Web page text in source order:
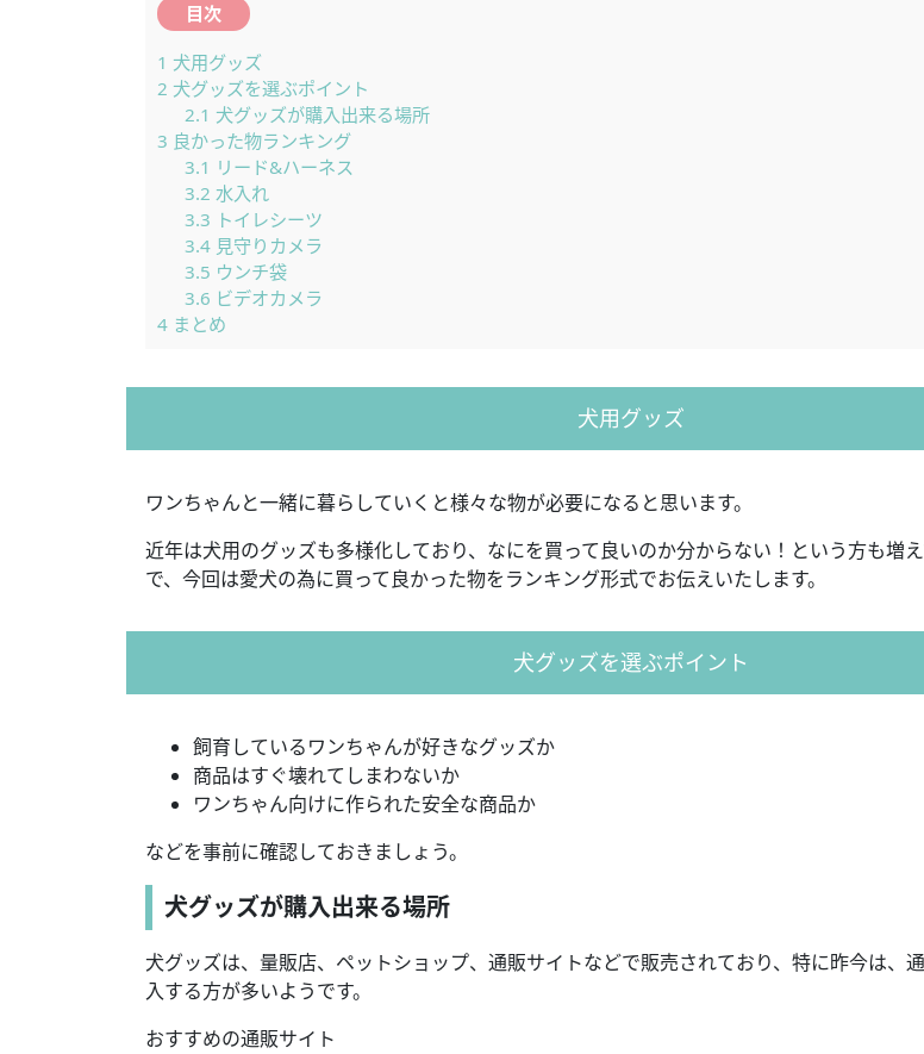
目次
1 犬用グッズ
2 犬グッズを選ぶポイント
2.1 犬グッズが購入出来る場所
3 良かった物ランキング
3.1 リード&ハーネス
3.2 水入れ
3.3 トイレシーツ
3.4見守りカメラ
3.5 ウンチ袋
3.6 ビデオカメラ
4 まとめ
犬用グッズ
ワンちゃんと一緒に暮らしていくと様々な物が必要になると思います。
近年は犬用のグッズも多様化しており、なにを買って良いのか分からない！という方も増
で、今回は愛犬の為に買って良かった物をランキング形式でお伝えいたします。
犬グッズを選ぶポイント
飼育しているワンちゃんが好きなグッズか
商品はすぐ壊れてしまわないか
ワンちゃん向けに作られた安全な商品か
などを事前に確認しておきましょう。
犬グッズが購入出来る場所
犬グッズは、量販店、ペットショップ、通販サイトなどで販売されており、特に昨今は、
入する方が多いようです。
おすすめの通販サイト